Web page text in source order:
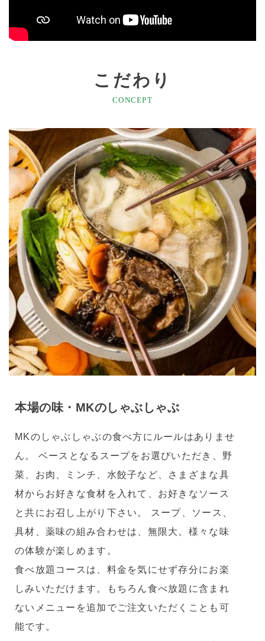
こだわり
CONCEPT
本場の味・MKのしゃぶしゃぶ
MKのしゃぶしゃぶの食べ方にルールはありませ
ん。 ベースとなるスープをお選びいただき、野
菜、お肉、ミンチ、水餃子など、さまざまな具
材からお好きな食材を入れて、お好きなソース
と共にお召し上がり下さい。 スープ、ソース、
具材、薬味の組み合わせは、無限大。様々な味
の体験が楽しめます。
食べ放題コースは、料金を気にせず存分にお楽
しみいただけます。もちろん食べ放題に含まれ
ないメニューを追加でご注文いただくことも可
能です。